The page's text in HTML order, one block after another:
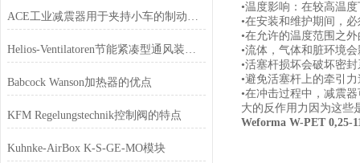
ACE工业减震器用于夹持小车的制动系统
Helios-Ventilatoren节能紧凑型通风装置用在哪些地方
Babcock Wanson加热器的优点
KFM Regelungstechnik控制阀的特点
Kuhnke-AirBox K-S-GE-MO模块
•温度影响：在较高温
•在安装和维护期间，
•在允许的温度范围之
•流体，气体和脏环境
•活塞杆损坏会破坏密
•避免活塞杆上的牵引
•在冲击过程中，减震
大的反作用力因为这些
Weforma W-PET 0,25-